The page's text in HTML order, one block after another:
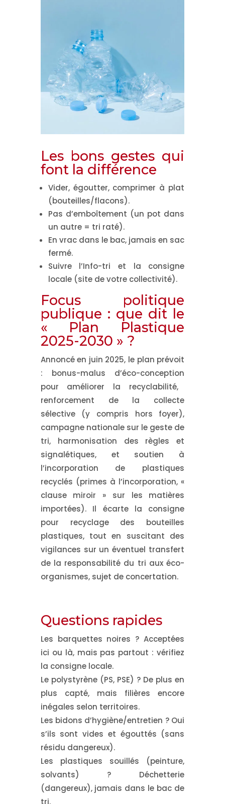
Les bons gestes qui
font la différence
Vider, égoutter, comprimer à plat
(bouteilles/flacons).
Pas d’emboîtement (un pot dans
un autre = tri raté).
En vrac dans le bac, jamais en sac
fermé.
Suivre l’Info-tri et la consigne
locale(site de votre collectivité).
Focus politique
publique : que dit le
« Plan Plastique
2025-2030 » ?
Annoncé en juin 2025, le plan prévoit
: bonus-malus d’éco-conception
pour améliorer la recyclabilité,
renforcement de la collecte
sélective(y compris hors foyer),
campagne nationalesur le geste de
tri, harmonisation des règles et
signalétiques, et soutien à
l’incorporation de plastiques
recyclés (primes à l’incorporation, «
clause miroir » sur les matières
importées). Il écarte la consigne
pour recyclage des bouteilles
plastiques, tout en suscitant des
vigilances sur un éventuel transfert
de la responsabilité du tri aux éco-
organismes, sujet de concertation.
Questions rapides
Les barquettes noires ? Acceptées
ici ou là, mais pas partout : vérifiez
la consigne locale.
Le polystyrène (PS, PSE) ? De plus en
plus capté, mais filières encore
inégales selon territoires.
Les bidons d’hygiène/entretien ?Oui
s’ils sontvides et égouttés (sans
résidu dangereux).
Les plastiques souillés (peinture,
solvants) ?
Déchetterie
(dangereux), jamais dans le bac de